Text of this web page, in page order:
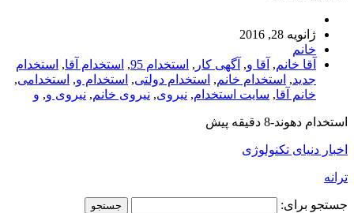
ژانویه 28, 2016
خانم
آقا خانم, آقا و, آگهی کار , استخدام 95 , استخدام آقا, استخدام
جدید, استخدام خانم, استخدام دولتی, استخدام و, استخدامی,
خانم آقا, سایت استخدام, نیروی, نیروی خانم, نیروی و, و
استخدام دهوند-8 دقیقه پیش
اخبار دنیای تکنولوژی
ترانه
جستجو برای: